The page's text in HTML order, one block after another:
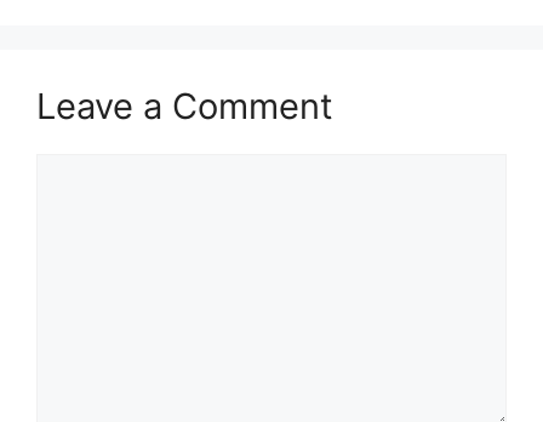
Leave a Comment